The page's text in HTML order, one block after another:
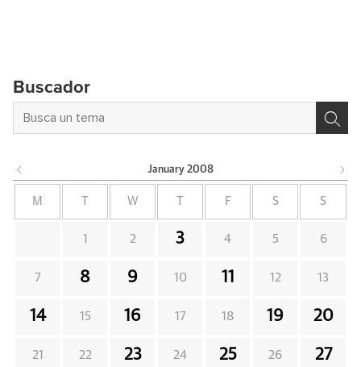
Buscador
January 2008
M W F S S
1 2 3 4 5 6
7 8 9 10 11 12 13
14 15 16 17 18 19 20
21 22 23 24 25 26 27